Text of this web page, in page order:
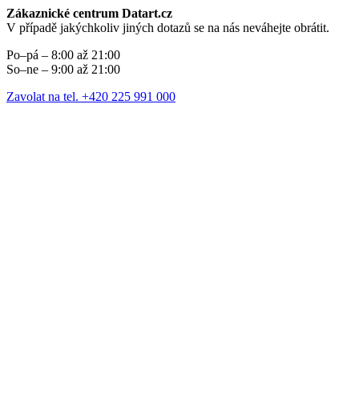
Zákaznické centrum Datart.cz
V případě jakýchkoliv jiných dotazů se na nás neváhejte obrátit.
Po–pá – 8:00 až 21:00
So–ne – 9:00 až 21:00
Zavolat na tel. +420 225 991 000